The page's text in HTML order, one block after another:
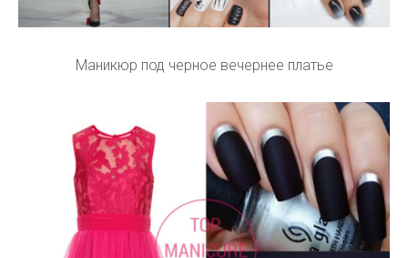
Маникюр под черное вечернее платье